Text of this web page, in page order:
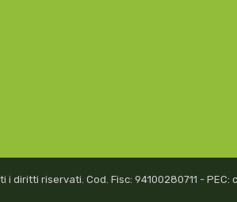
i diritti riservati. Cod. Fisc: 94100280711 - PEC: